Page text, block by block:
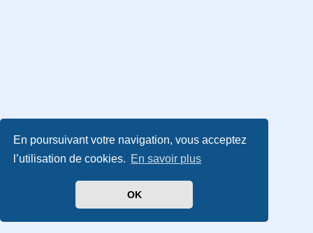
En poursuivant votre navigation, vous acceptez
l’utilisation de cookies. En savoir plus
OK